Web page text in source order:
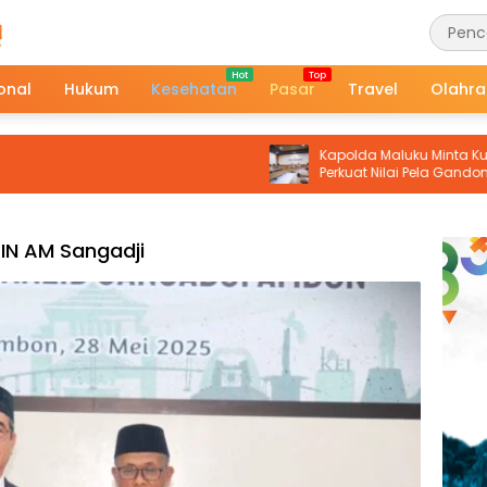
Hukum Kesehatan Pasar Travel
Kapolda Maluku Minta Kurikulum
Perkuat Nilai Pela Gandong,
Humanis Hadapi Tantangan
AM Sangadji